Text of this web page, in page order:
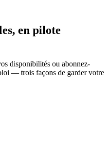
en pilote
disponibilités ou abonnez-
— trois façons de garder votre